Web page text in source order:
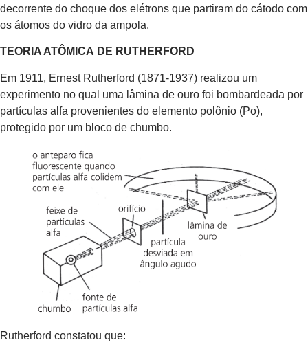
decorrente do choque dos elétrons que partiram do cátodo com
os átomos do vidro da ampola.
TEORIA ATÔMICA DE RUTHERFORD
Em 1911, Ernest Rutherford (1871-1937) realizou um
experimento no qual uma lâmina de ouro foi bombardeada por
partículas alfa provenientes do elemento polônio (Po),
protegido por um bloco de chumbo.
Rutherford constatou que: